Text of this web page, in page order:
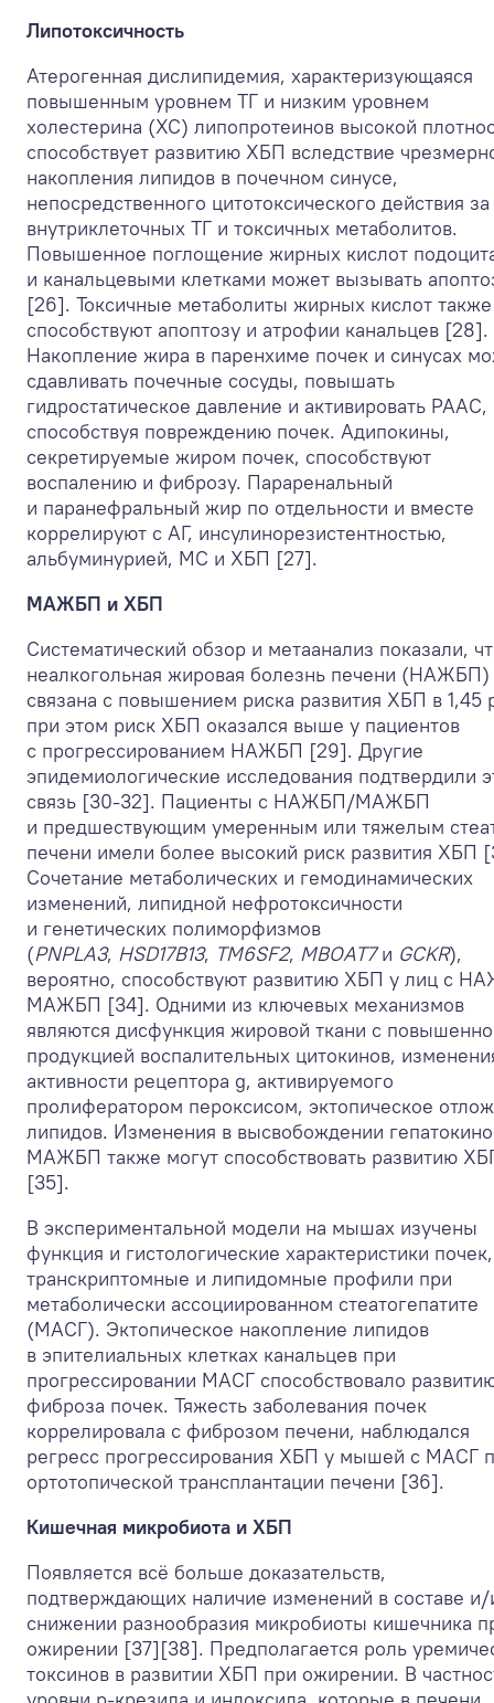
Липотоксичность
Атерогенная дислипидемия, характеризующаяся
повышенным уровнем ТГ и низким уровнем
холестерина (ХС) липопротеинов высокой
способствует развитию ХБП вследствие
накопления липидов в почечном синусе,
непосредственного цитотоксического действия за
внутриклеточных ТГ и токсичных метаболитов.
Повышенное поглощение жирных кислот
и канальцевыми клетками может вызывать
[26]. Токсичные метаболиты жирных кислот также
способствуют апоптозу и атрофии канальцев [28].
Накопление жира в паренхиме почек и синусах
сдавливать почечные сосуды, повышать
гидростатическое давление и активировать РААС,
способствуя повреждению почек. Адипокины,
секретируемые жиром почек, способствуют
воспалению и фиброзу. Параренальный
и паранефральный жир по отдельности и вместе
коррелируют с АГ, инсулинорезистентностью,
альбуминурией, МС и ХБП [27].
МАЖБП и ХБП
Систематический обзор и метаанализ показали,
неалкогольная жировая болезнь печени
связана с повышением риска развития ХБП в 1,45
при этом риск ХБП оказался выше у пациентов
с прогрессированием НАЖБП [29]. Другие
эпидемиологические исследования подтвердили
связь [30-32]. Пациенты с НАЖБП/МАЖБП
и предшествующим умеренным или тяжелым
печени имели более высокий риск развития ХБП
Сочетание метаболических и гемодинамических
изменений, липидной нефротоксичности
и генетических полиморфизмов
(PNPLA3, HSD17B13, TM6SF2, MBOAT7и GCKR),
вероятно, способствуют развитию ХБП у лиц с
МАЖБП [34]. Одними из ключевых механизмов
являются дисфункция жировой ткани с
продукцией воспалительных цитокинов,
активности рецептора g, активируемого
пролифератором пероксисом, эктопическое
липидов. Изменения в высвобождении
МАЖБП также могут способствовать развитию
[35].
В экспериментальной модели на мышах изучены
функция и гистологические характеристики почек,
транскриптомные и липидомные профили при
метаболически ассоциированном стеатогепатите
(МАСГ). Эктопическое накопление липидов
в эпителиальных клетках канальцев при
прогрессировании МАСГ способствовало
фиброза почек. Тяжесть заболевания почек
коррелировала с фиброзом печени, наблюдался
регресс прогрессирования ХБП у мышей с МАСГ
ортотопической трансплантации печени [36].
Кишечная микробиота и ХБП
Появляется всё больше доказательств,
подтверждающих наличие изменений в составе
снижении разнообразия микробиоты кишечника
ожирении [37][38]. Предполагается роль
токсинов в развитии ХБП при ожирении. В